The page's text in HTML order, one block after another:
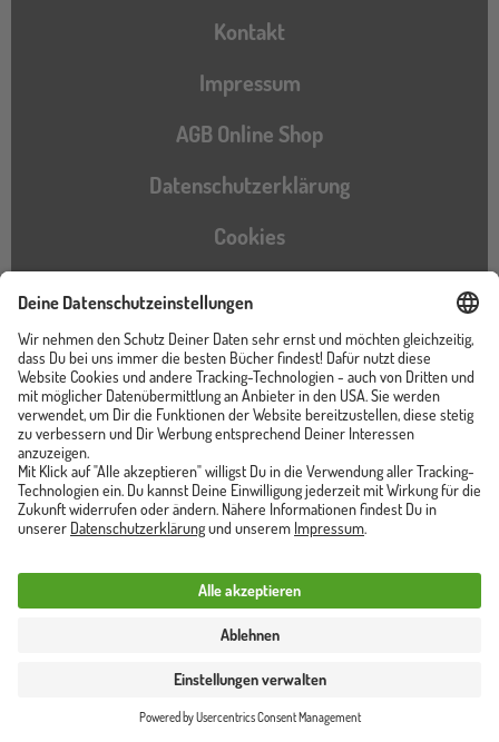
Kontakt
Impressum
AGB Online Shop
Datenschutzerklärung
Cookies
Barrierefreiheitserklärung
Instagram
TikTokPinterestYouTubeFacebook
Unser Shop ist von
Trusted Shops zertifiziert
Vertrag widerrufen